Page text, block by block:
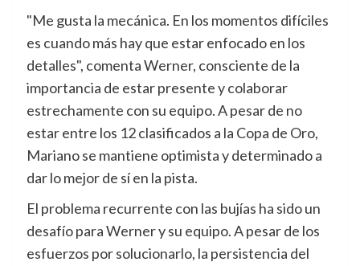
"Me gusta la mecánica. En los momentos difíciles
es cuando más hay que estar enfocado en los
detalles", comenta Werner, consciente de la
importancia de estar presente y colaborar
estrechamente con su equipo. A pesar de no
estar entre los 12 clasificados a la Copa de Oro,
Mariano se mantiene optimista y determinado a
dar lo mejor de sí en la pista.
El problema recurrente con las bujías ha sido un
desafío para Werner y su equipo. A pesar de los
esfuerzos por solucionarlo, la persistencia del